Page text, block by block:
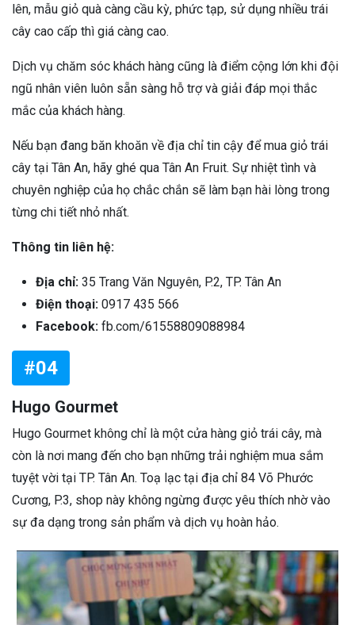
lên, mẫu giỏ quà càng cầu kỳ, phức tạp, sử dụng nhiều trái
cây cao cấp thì giá càng cao.
Dịch vụ chăm sóc khách hàng cũng là điểm cộng lớn khi đội
ngũ nhân viên luôn sẵn sàng hỗ trợ và giải đáp mọi thắc
mắc của khách hàng.
Nếu bạn đang băn khoăn về địa chỉ tin cậy để mua giỏ trái
cây tại Tân An, hãy ghé qua Tân An Fruit. Sự nhiệt tình và
chuyên nghiệp của họ chắc chắn sẽ làm bạn hài lòng trong
từng chi tiết nhỏ nhất.
Thông tin liên hệ:
Địa chỉ: 35 Trang Văn Nguyên, P.2, TP. Tân An
Điện thoại: 0917 435 566
Facebook: fb.com/61558809088984
#04
Hugo Gourmet
Hugo Gourmet không chỉ là một cửa hàng giỏ trái cây, mà
còn là nơi mang đến cho bạn những trải nghiệm mua sắm
tuyệt vời tại TP. Tân An. Toạ lạc tại địa chỉ 84 Võ Phước
Cương, P.3, shop này không ngừng được yêu thích nhờ vào
sự đa dạng trong sản phẩm và dịch vụ hoàn hảo.